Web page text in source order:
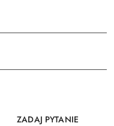
ZADAJ PYTANIE